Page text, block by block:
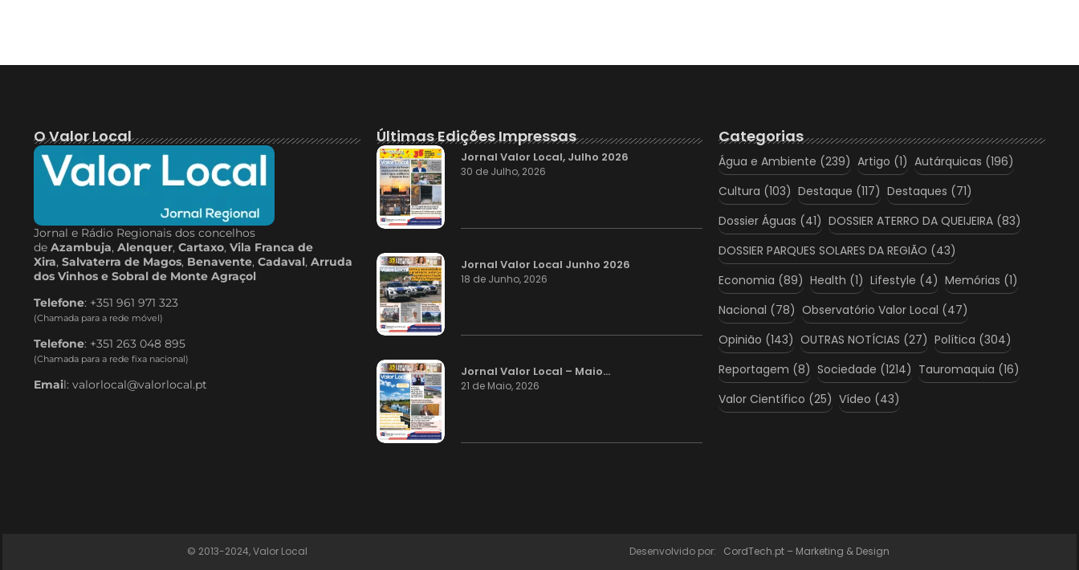
O Valor Local
Jornal e Rádio Regionais dos concelhos
de Azambuja, Alenquer, Cartaxo, Vila Franca de
Xira, Salvaterra de Magos, Benavente, Cadaval, Arruda
dos Vinhos e Sobral de Monte Agraçol
Telefone: +351 961 971 323
(Chamada para a rede móvel)
Telefone: +351 263 048 895
(Chamada para a rede fixa nacional)
Email: valorlocal@valorlocal.pt
Últimas Edições Impressas
Jornal Valor Local, Julho 2026
30 de Julho, 2026
Jornal Valor Local Junho 2026
18 de Junho, 2026
Jornal Valor Local – Maio…
21 de Maio, 2026
Categorias
Água e Ambiente (239) Artigo (1) Autárquicas (196)
Cultura (103) Destaque (117) Destaques (71)
Dossier Águas (41) DOSSIER ATERRO DA QUEIJEIRA (83)
DOSSIER PARQUES SOLARES DA REGIÃO (43)
Economia (89) Health (1) Lifestyle (4) Memórias (1)
Nacional (78) Observatório Valor Local (47)
Opinião (143) OUTRAS NOTÍCIAS (27) Política (304)
Reportagem (8) Sociedade (1214) Tauromaquia (16)
Valor Científico (25) Vídeo (43)
© 2013-2024, Valor Local Desenvolvido por: CordTech.pt – Marketing & Design